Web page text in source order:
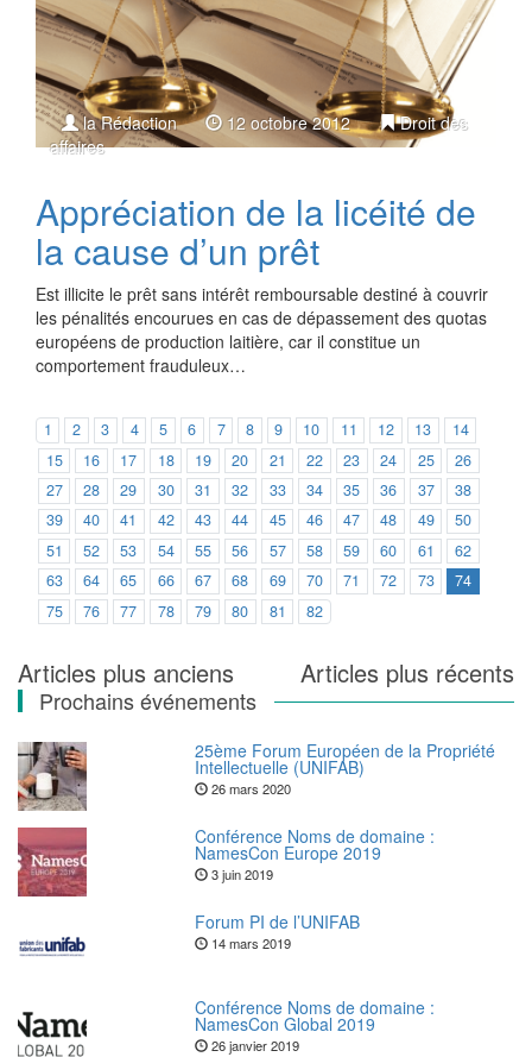
la Rédaction 12 octobre 2012
Droit des
affaires
Appréciation de la licéité de
la cause d’un prêt
Est illicite le prêt sans intérêt remboursable destiné à couvrir
les pénalités encourues en cas de dépassement des quotas
européens de production laitière, car il constitue un
comportement frauduleux…
1 2 3 4 5 6 7 8 9 10 11 12 13
14
15
16 17 18 19 20 21 22 23 24 25
26
27
28 29 30 31 32 33 34 35 36 37
38
39
40 41 42 43 44 45 46 47 48 49
50
51
52 53 54 55 56 57 58 59 60 61
62
63
64 65 66 67 68 69 70 71 72 73
74
75
76 77 78 79 80 81 82
Navigation
des
articles
Articles plus anciens Articles plus récents
Prochains événements
25ème Forum Européen de la Propriété
Intellectuelle (UNIFAB)
26 mars 2020
Conférence Noms de domaine :
NamesCon Europe 2019
3 juin 2019
Forum PI de l’UNIFAB
14 mars 2019
Conférence Noms de domaine :
NamesCon Global 2019
26 janvier 2019